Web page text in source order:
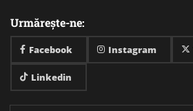
Urmărește-ne:
Facebook Instagram
Linkedin